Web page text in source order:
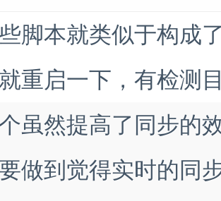
脚本就类似于构成
重启一下，有检测
虽然提高了同步的
做到觉得实时的同